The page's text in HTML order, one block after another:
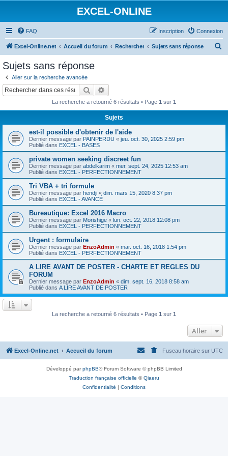
EXCEL-ONLINE
FAQ Connexion
Inscription
Excel-Online.net Accueil du forum Rechercher Sujets sans réponse
Sujets sans réponse
Aller sur la recherche avancée
Rechercher
La recherche a retourné 6 résultats • Page 1 sur 1
Sujets
est-il possible d'obtenir de l'aide
Dernier message par PAINPERDU « jeu. oct. 30, 2025 2:59 pm
Publié dans EXCEL - BASES
private women seeking discreet fun
Dernier message par abdelkarim « mer. sept. 24, 2025 12:53 am
Publié dans EXCEL - PERFECTIONNEMENT
Tri VBA + tri formule
Dernier message par hendji « dim. mars 15, 2020 8:37 pm
Publié dans EXCEL - AVANCÉ
Bureautique: Excel 2016 Macro
Dernier message par Morishige « lun. oct. 22, 2018 12:08 pm
Publié dans EXCEL - PERFECTIONNEMENT
Urgent : formulaire
Dernier message par EnzoAdmin « mar. oct. 16, 2018 1:54 pm
Publié dans EXCEL - PERFECTIONNEMENT
A LIRE AVANT DE POSTER - CHARTE ET REGLES DU
FORUM
Dernier message par EnzoAdmin « dim. sept. 16, 2018 8:58 am
Publié dans A LIRE AVANT DE POSTER
La recherche a retourné 6 résultats • Page 1 sur 1
Aller
Excel-Online.net Accueil du forum Fuseau horaire sur UTC
Développé parphpBB® Forum Software © phpBB Limited
Traduction française officielle ©Qiaeru
Confidentialité | Conditions